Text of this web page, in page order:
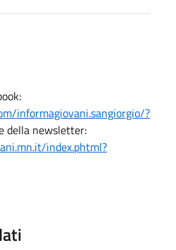
informagiovani.sangiorgio/?
della newsletter:
index.phtml?